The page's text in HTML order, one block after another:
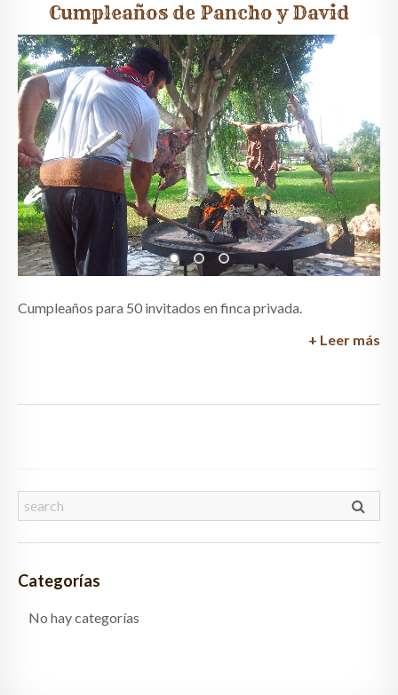
Cumpleaños de Pancho y David
Cumpleaños para 50 invitados en finca privada.
+ Leer más
Categorías
No hay categorías